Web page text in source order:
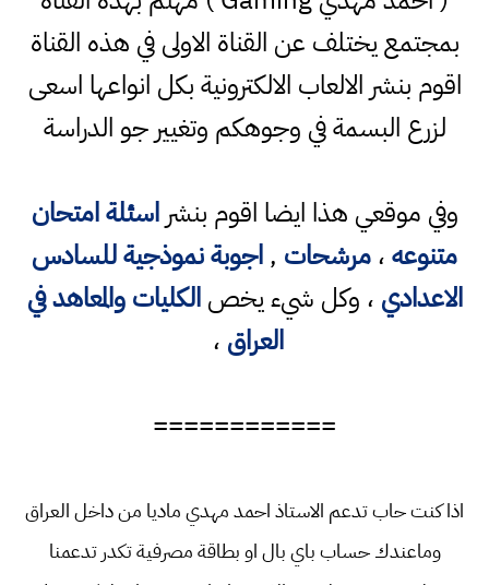
بمجتمع يختلف عن القناة الاولى في هذه القناة
اقوم بنشر الالعاب الالكترونية بكل انواعها اسعى
لزرع البسمة في وجوهكم وتغيير جو الدراسة
وفي موقعي هذا ايضا اقوم بنشراسئلة امتحان
متنوعه،مرشحات ,اجوبة نموذجية للسادس
الاعدادي ، وكل شيء يخصالكليات والمعاهد في
العراق ،
============
اذا كنت حاب تدعم الاستاذ احمد مهدي ماديا من داخل العراق
وماعندك حساب باي بال او بطاقة مصرفية تكدر تدعمنا